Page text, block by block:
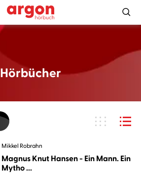
Hörbücher
Mikkel Robrahn
Magnus Knut Hansen - Ein Mann. Ein
Mytho ...